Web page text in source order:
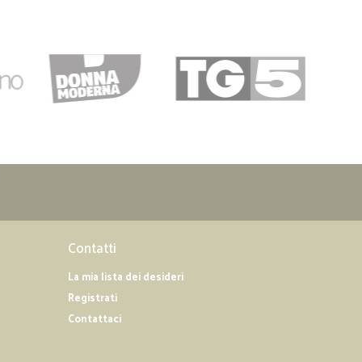
Contatti
La mia lista dei desideri
Registrati
Contattaci